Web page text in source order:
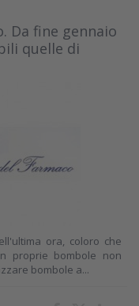
Da fine gennaio
quelle di
ora, coloro che
proprie bombole non
bombole a...